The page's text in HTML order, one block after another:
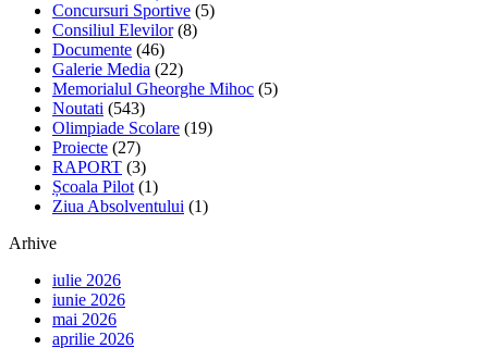
Concursuri Sportive (5)
Consiliul Elevilor(8)
Documente (46)
Galerie Media (22)
Memorialul Gheorghe Mihoc (5)
Noutati (543)
Olimpiade Scolare (19)
Proiecte (27)
RAPORT (3)
Școala Pilot (1)
Ziua Absolventului (1)
Arhive
iulie 2026
iunie 2026
mai 2026
aprilie 2026